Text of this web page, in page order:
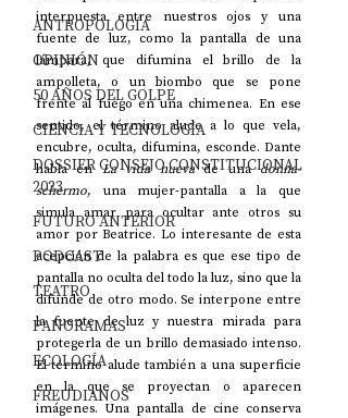
ANTROPOLOGÍA
OPINIÓN
50 AÑOS DEL GOLPE
CIENCIA Y TECNOLOGÍA
DOSSIER CONSEJO CONSTITUCIONAL
2023
FUTURO ANTERIOR
PODCAST
TEATRO
PANORAMAS
ECOLOGÍA
FREUDIANOS
interpuesta entre nuestros ojos y una
fuente de luz, como la pantalla de una
lámpara, que difumina el brillo de la
ampolleta, o un biombo que se pone
frente al fuego en una chimenea. En ese
sentido, el término alude a lo que vela,
encubre, oculta, difumina, esconde. Dante
habla en La vida nueva de una donna-
schermo, una mujer-pantalla a la que
simula amar para ocultar ante otros su
amor por Beatrice. Lo interesante de esta
acepción de la palabra es que ese tipo de
pantalla no oculta del todo la luz, sino que la
difunde de otro modo. Se interpone entre
la fuente de luz y nuestra mirada para
protegerla de un brillo demasiado intenso.
El término alude también a una superficie
en la que se proyectan o aparecen
imágenes. Una pantalla de cine conserva